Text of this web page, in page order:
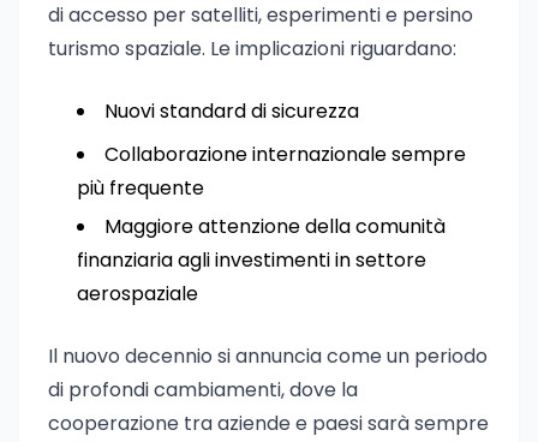
di accesso per satelliti, esperimenti e persino
turismo spaziale. Le implicazioni riguardano:
Nuovi standard di sicurezza
Collaborazione internazionale sempre
più frequente
Maggiore attenzione della comunità
finanziaria agli investimenti in settore
aerospaziale
Il nuovo decennio si annuncia come un periodo
di profondi cambiamenti, dove la
cooperazione tra aziende e paesi sarà sempre